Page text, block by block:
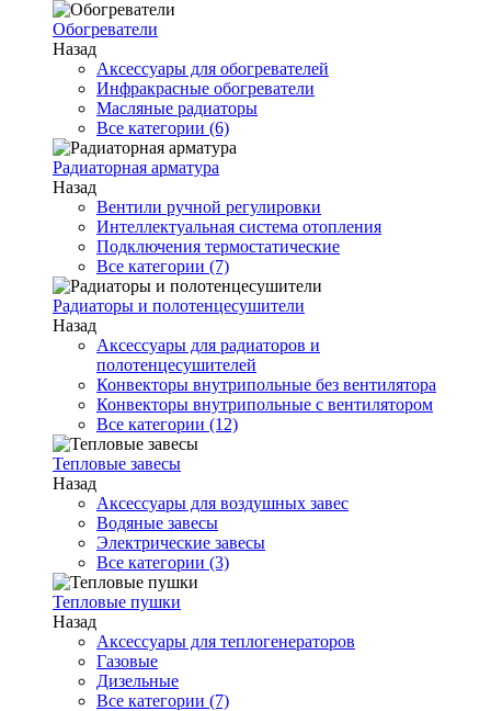
Обогреватели
Назад
Аксессуары для обогревателей
Инфракрасные обогреватели
Масляные радиаторы
Все категории (6)
Радиаторная арматура
Назад
Вентили ручной регулировки
Интеллектуальная система отопления
Подключения термостатические
Все категории (7)
Радиаторы и полотенцесушители
Назад
Аксессуары для радиаторов и
полотенцесушителей
Конвекторы внутрипольные без вентилятора
Конвекторы внутрипольные с вентилятором
Все категории (12)
Тепловые завесы
Назад
Аксессуары для воздушных завес
Водяные завесы
Электрические завесы
Все категории (3)
Тепловые пушки
Назад
Аксессуары для теплогенераторов
Газовые
Дизельные
Все категории (7)